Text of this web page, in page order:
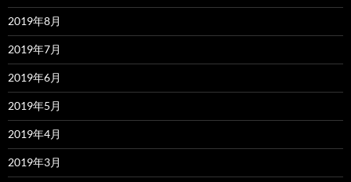
2019年8月
2019年7月
2019年6月
2019年5月
2019年4月
2019年3月